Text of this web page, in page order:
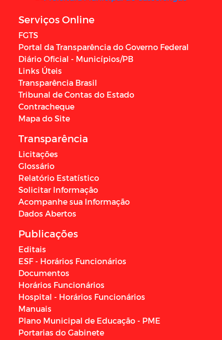
Serviços Online
FGTS
Portal da Transparência do Governo Federal
Diário Oficial - Municípios/PB
Links Úteis
Transparência Brasil
Tribunal de Contas do Estado
Contracheque
Mapa do Site
Transparência
Licitações
Glossário
Relatório Estatístico
Solicitar Informação
Acompanhe sua Informação
Dados Abertos
Publicações
Editais
ESF - Horários Funcionários
Documentos
Horários Funcionários
Hospital - Horários Funcionários
Manuais
Plano Municipal de Educação - PME
Portarias do Gabinete